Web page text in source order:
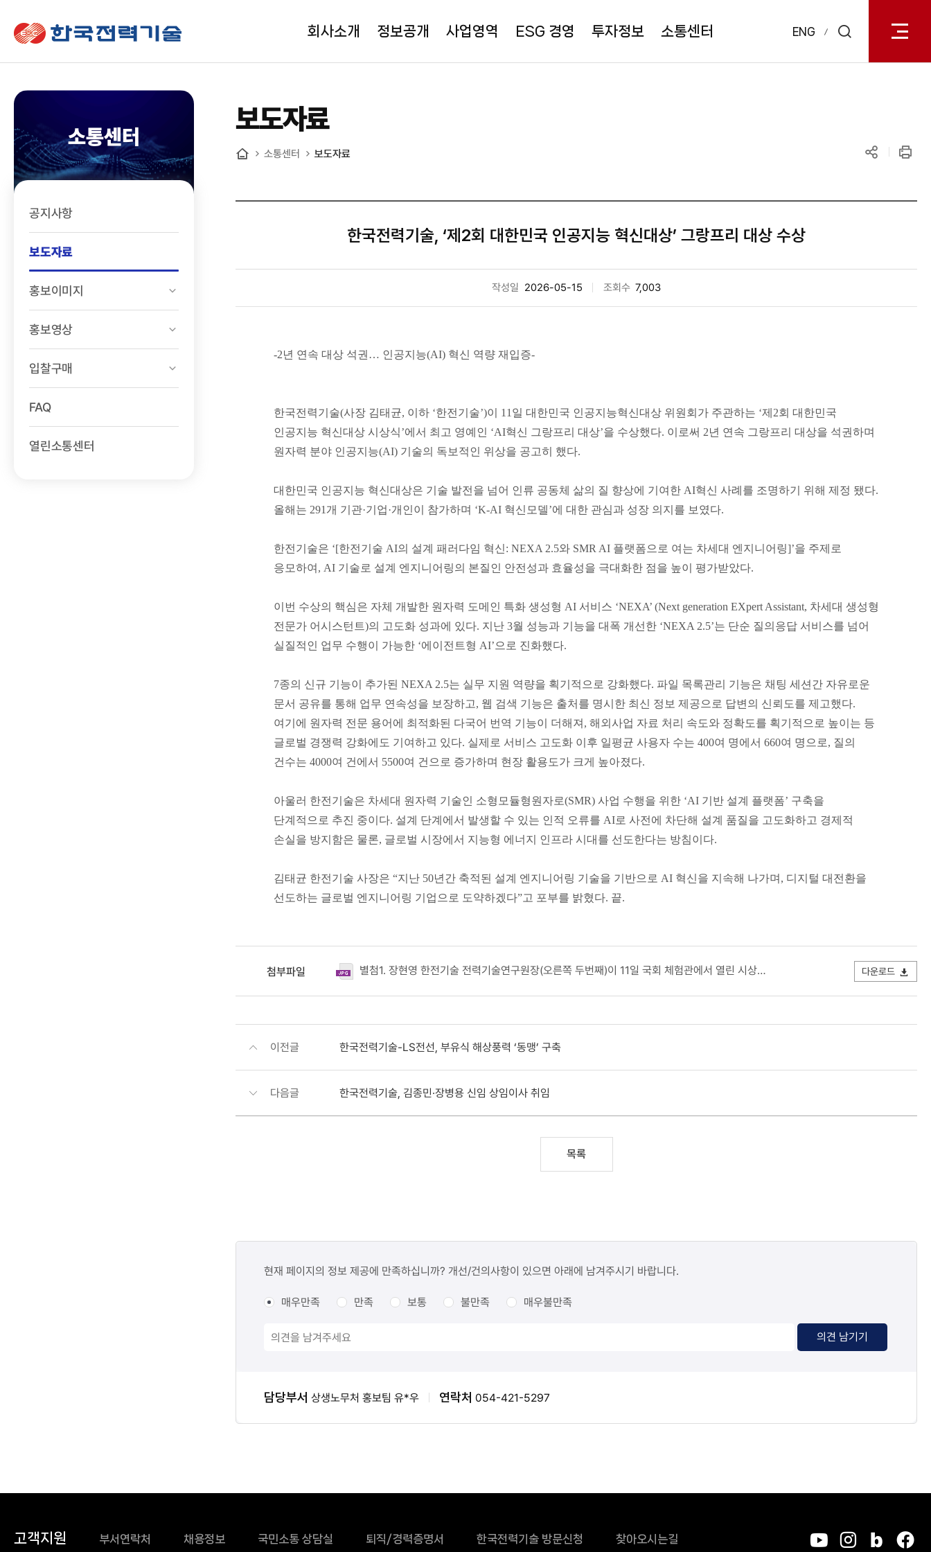
한국전력기술
회사소개 정보공개 사업영역 ESG 경영 투자정보 소통센터 ENG
열기
소통센터
공지사항
보도자료
홍보이미지
홍보영상
입찰구매
FAQ
열린소통센터
보도자료
소통센터 보도자료
한국전력기술, ‘제2회 대한민국 인공지능 혁신대상’ 그랑프리 대상 수상
작성일 2026-05-15 조회수 7,003
-2년 연속 대상 석권… 인공지능(AI) 혁신 역량 재입증-
한국전력기술(사장 김태균, 이하 ‘한전기술’)이 11일 대한민국 인공지능혁신대상 위원회가 주관하는 ‘제2회 대한민국
인공지능 혁신대상 시상식’에서 최고 영예인 ‘AI혁신 그랑프리 대상’을 수상했다. 이로써 2년 연속 그랑프리 대상을 석권하며
원자력 분야 인공지능(AI) 기술의 독보적인 위상을 공고히 했다.
대한민국 인공지능 혁신대상은 기술 발전을 넘어 인류 공동체 삶의 질 향상에 기여한 AI혁신 사례를 조명하기 위해 제정 됐다.
올해는 291개 기관·기업·개인이 참가하며 ‘K-AI 혁신모델’에 대한 관심과 성장 의지를 보였다.
한전기술은 ‘[한전기술 AI의 설계 패러다임 혁신: NEXA 2.5와 SMR AI 플랫폼으로 여는 차세대 엔지니어링]’을 주제로
응모하여, AI 기술로 설계 엔지니어링의 본질인 안전성과 효율성을 극대화한 점을 높이 평가받았다.
이번 수상의 핵심은 자체 개발한 원자력 도메인 특화 생성형 AI 서비스 ‘NEXA’ (Next generation EXpert Assistant, 차세대 생성형
전문가 어시스턴트)의 고도화 성과에 있다. 지난 3월 성능과 기능을 대폭 개선한 ‘NEXA 2.5’는 단순 질의응답 서비스를 넘어
실질적인 업무 수행이 가능한 ‘에이전트형 AI’으로 진화했다.
7종의 신규 기능이 추가된 NEXA 2.5는 실무 지원 역량을 획기적으로 강화했다. 파일 목록관리 기능은 채팅 세션간 자유로운
문서 공유를 통해 업무 연속성을 보장하고, 웹 검색 기능은 출처를 명시한 최신 정보 제공으로 답변의 신뢰도를 제고했다.
여기에 원자력 전문 용어에 최적화된 다국어 번역 기능이 더해져, 해외사업 자료 처리 속도와 정확도를 획기적으로 높이는 등
글로벌 경쟁력 강화에도 기여하고 있다. 실제로 서비스 고도화 이후 일평균 사용자 수는 400여 명에서 660여 명으로, 질의
건수는 4000여 건에서 5500여 건으로 증가하며 현장 활용도가 크게 높아졌다.
아울러 한전기술은 차세대 원자력 기술인 소형모듈형원자로(SMR) 사업 수행을 위한 ‘AI 기반 설계 플랫폼’ 구축을
단계적으로 추진 중이다. 설계 단계에서 발생할 수 있는 인적 오류를 AI로 사전에 차단해 설계 품질을 고도화하고 경제적
손실을 방지함은 물론, 글로벌 시장에서 지능형 에너지 인프라 시대를 선도한다는 방침이다.
김태균 한전기술 사장은 “지난 50년간 축적된 설계 엔지니어링 기술을 기반으로 AI 혁신을 지속해 나가며, 디지털 대전환을
선도하는 글로벌 엔지니어링 기업으로 도약하겠다”고 포부를 밝혔다. 끝.
첨부파일 별첨1. 장현영 한전기술 전력기술연구원장(오른쪽 두번째)이 11일 국회 체험관에서 열린 시상식에 참석해 김태균 한전기술 사장을 대리해 그랑프리 대상을 수상하고 있다..JPG 다운로드
이전글 한국전력기술-LS전선, 부유식 해상풍력 ‘동맹’ 구축
다음글 한국전력기술, 김종민·장병용 신임 상임이사 취임
목록
만족도현재 페이지의 정보 제공에 만족하십니까? 개선/건의사항이 있으면 아래에 남겨주시기 바랍니다.
매우만족 만족 보통 불만족 매우불만족
의견 남기기
담당자
담당부서 상생노무처 홍보팀 유*우 연락처 054-421-5297
고객지원 부서연락처 채용정보 국민소통 상담실 퇴직/경력증명서 한국전력기술 방문신청 찾아오시는길